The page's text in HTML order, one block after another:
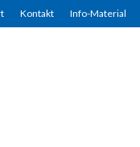
Kontakt Info-Material